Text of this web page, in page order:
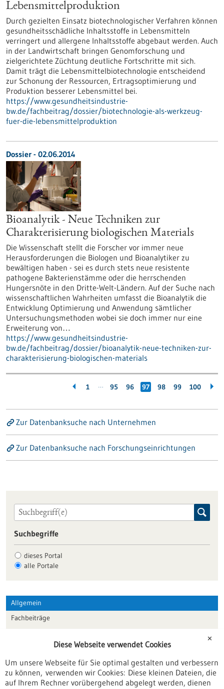
Lebensmittelproduktion
Durch gezielten Einsatz biotechnologischer Verfahren können
gesundheitsschädliche Inhaltsstoffe in Lebensmitteln
verringert und allergene Inhaltsstoffe abgebaut werden. Auch
in der Landwirtschaft bringen Genomforschung und
zielgerichtete Züchtung deutliche Fortschritte mit sich.
Damit trägt die Lebensmittelbiotechnologie entscheidend
zur Schonung der Ressourcen, Ertragsoptimierung und
Produktion besserer Lebensmittel bei.
https://www.gesundheitsindustrie-
bw.de/fachbeitrag/dossier/biotechnologie-als-werkzeug-
fuer-die-lebensmittelproduktion
Dossier - 02.06.2014
Bioanalytik - Neue Techniken zur
Charakterisierung biologischen Materials
Die Wissenschaft stellt die Forscher vor immer neue
Herausforderungen die Biologen und Bioanalytiker zu
bewältigen haben - sei es durch stets neue resistente
pathogene Bakterienstämme oder die herrschenden
Hungersnöte in den Dritte-Welt-Ländern. Auf der Suche nach
wissenschaftlichen Wahrheiten umfasst die Bioanalytik die
Entwicklung Optimierung und Anwendung sämtlicher
Untersuchungsmethoden wobei sie doch immer nur eine
Erweiterung von…
https://www.gesundheitsindustrie-
bw.de/fachbeitrag/dossier/bioanalytik-neue-techniken-zur-
charakterisierung-biologischen-materials
1 … 95 96 97 98 99 100
Zur Datenbanksuche nach Unternehmen
Zur Datenbanksuche nach Forschungseinrichtungen
Suchbegriffe
dieses Portal
alle Portale
Allgemein
Fachbeiträge
Veranstaltungen
Erscheinungsdatum
✕
Diese Webseite verwendet Cookies
Um unsere Webseite für Sie optimal gestalten und verbessern
zu können, verwenden wir Cookies: Diese kleinen Dateien, die
auf Ihrem Rechner vorübergehend abgelegt werden, dienen